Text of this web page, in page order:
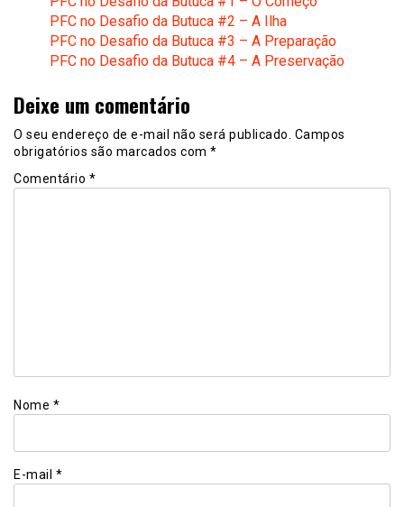
PFC no Desafio da Butuca #2 – A Ilha
PFC no Desafio da Butuca #3 – A Preparação
PFC no Desafio da Butuca #4 – A Preservação
Deixe um comentário
O seu endereço de e-mail não será publicado. Campos
obrigatórios são marcados com *
Comentário *
Nome *
E-mail *